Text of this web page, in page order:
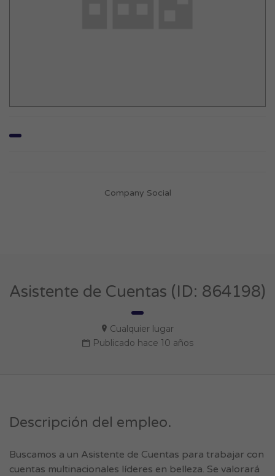
Company Social
Asistente de Cuentas (ID: 864198)
Cualquier lugar
Publicado hace 10 años
Descripción del empleo.
Buscamos a un Asistente de Cuentas para trabajar con
cuentas multinacionales líderes en belleza. Se valorará